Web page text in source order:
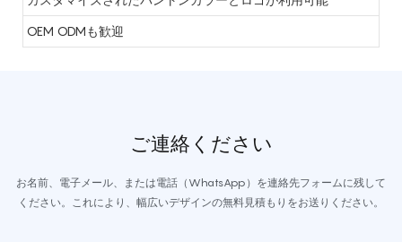
OEM ODMも歓迎
ご連絡ください
お名前、電子メール、または電話（WhatsApp）を連絡先フォームに残して
ください。これにより、幅広いデザインの無料見積もりをお送りください。